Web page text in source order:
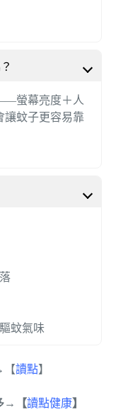
螢幕亮度＋人
讓蚊子更容易靠
蚊氣味
【讀點】
→【讀點健康】